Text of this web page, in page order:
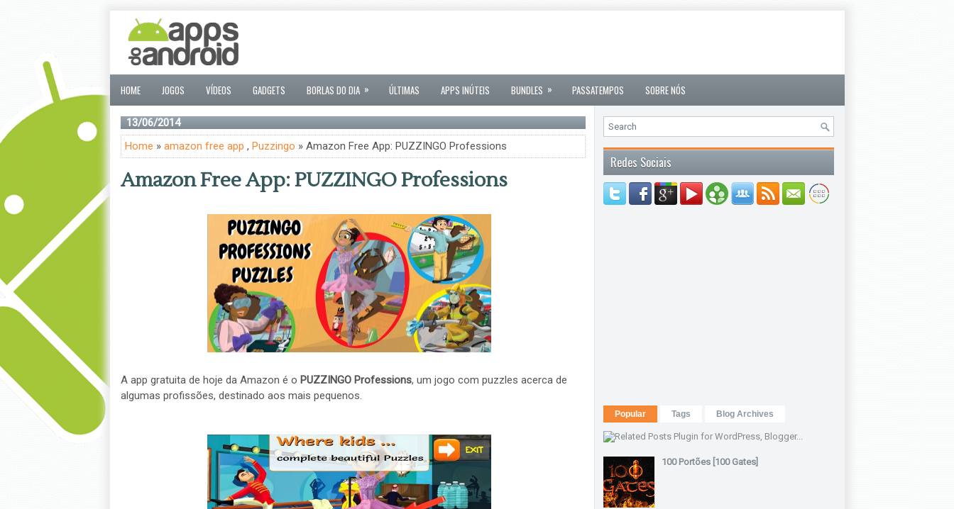
HOME JOGOS VÍDEOS GADGETS BORLAS DO DIA » ÚLTIMAS APPS INÚTEIS BUNDLES » PASSATEMPOS SOBRE NÓS
13/06/2014
Home » amazon free app , Puzzingo » Amazon Free App: PUZZINGO Professions
Amazon Free App: PUZZINGO Professions
A app gratuita de hoje da Amazon é o PUZZINGO Professions, um jogo com puzzles acerca de
algumas profissões, destinado aos mais pequenos.
Redes Sociais
Popular Tags Blog Archives
100 Portões [100 Gates]